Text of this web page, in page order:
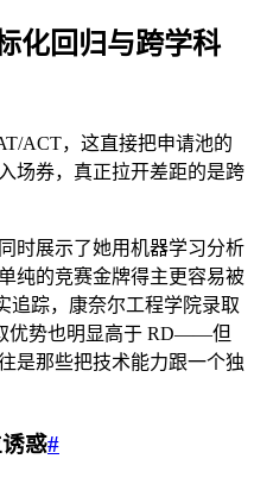
化回归与跨学科
ACT，这直接把申请池的
场券，真正拉开差距的是跨
时展示了她用机器学习分析
纯的竞赛金牌得主更容易被
追踪，康奈尔工程学院录取
优势也明显高于 RD——但
是那些把技术能力跟一个独
惑#